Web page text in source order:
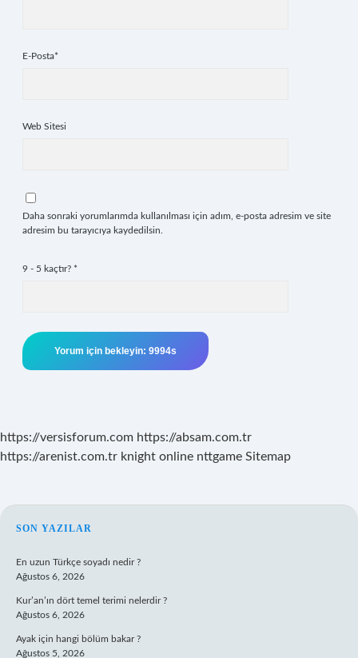
E-Posta*
Web Sitesi
Daha sonraki yorumlarımda kullanılması için adım, e-posta adresim ve site
adresim bu tarayıcıya kaydedilsin.
9 - 5 kaçtır? *
https://versisforum.com https://absam.com.tr
https://arenist.com.tr knight online nttgame Sitemap
SIDEBAR
SON YAZILAR
En uzun Türkçe soyadı nedir ?
Ağustos 6, 2026
Kur’an’ın dört temel terimi nelerdir ?
Ağustos 6, 2026
Ayak için hangi bölüm bakar ?
Ağustos 5, 2026